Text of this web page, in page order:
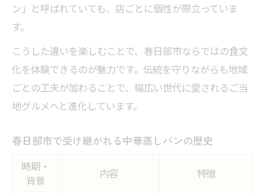
ン」と呼ばれていても、店ごとに個性が際立っていま
す。
こうした違いを楽しむことで、春日部市ならではの食文
化を体験できるのが魅力です。伝統を守りながらも地域
ごとの工夫が加わることで、幅広い世代に愛されるご当
地グルメへと進化しています。
春日部市で受け継がれる中華蒸しパンの歴史
時期・
背景
内容 特徴